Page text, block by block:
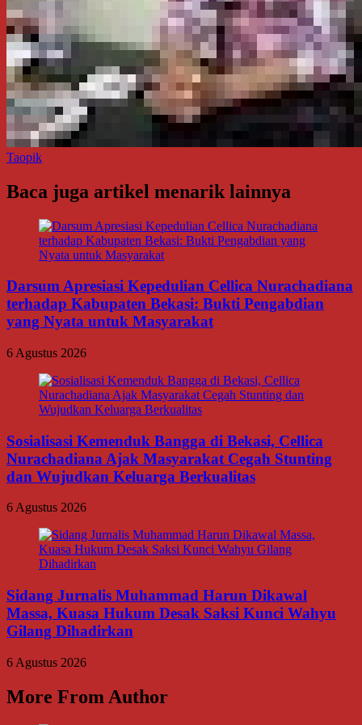
Taopik
Baca juga artikel menarik lainnya
Darsum Apresiasi Kepedulian Cellica Nurachadiana
terhadap Kabupaten Bekasi: Bukti Pengabdian
yang Nyata untuk Masyarakat
6 Agustus 2026
Sosialisasi Kemenduk Bangga di Bekasi, Cellica
Nurachadiana Ajak Masyarakat Cegah Stunting
dan Wujudkan Keluarga Berkualitas
6 Agustus 2026
Sidang Jurnalis Muhammad Harun Dikawal
Massa, Kuasa Hukum Desak Saksi Kunci Wahyu
Gilang Dihadirkan
6 Agustus 2026
More From Author